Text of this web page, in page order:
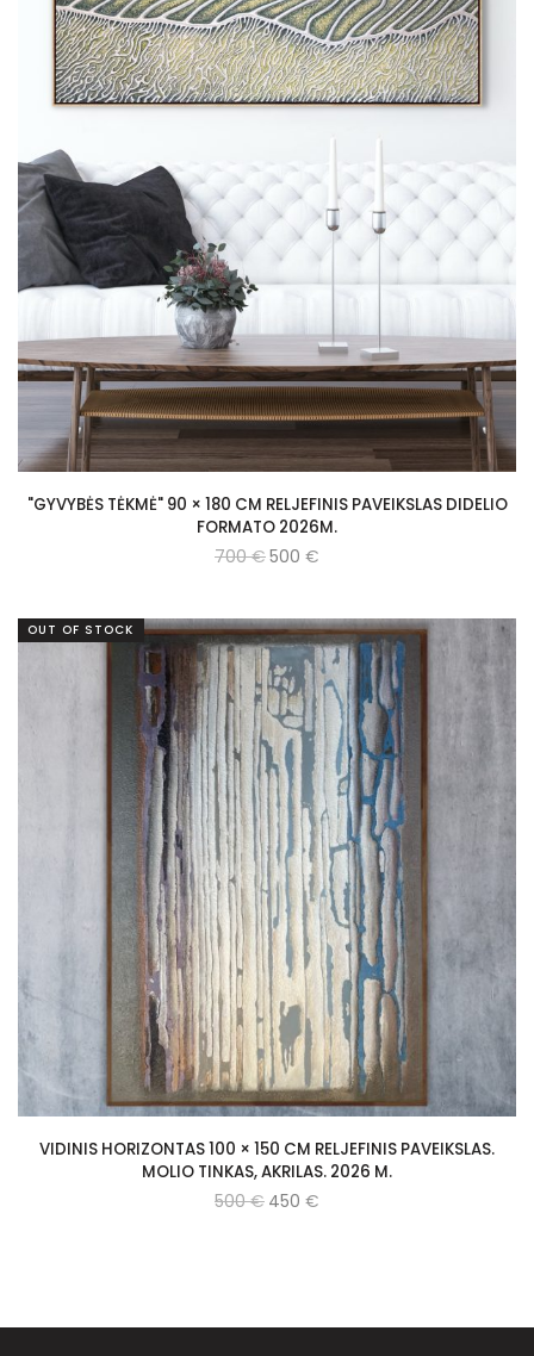
"GYVYBĖS TĖKMĖ" 90 × 180 CM RELJEFINIS PAVEIKSLAS DIDELIO
FORMATO 2026M.
700€500 €
OUT OF STOCK
VIDINIS HORIZONTAS 100 × 150 CM RELJEFINIS PAVEIKSLAS.
MOLIO TINKAS, AKRILAS. 2026 M.
500€ 450 €